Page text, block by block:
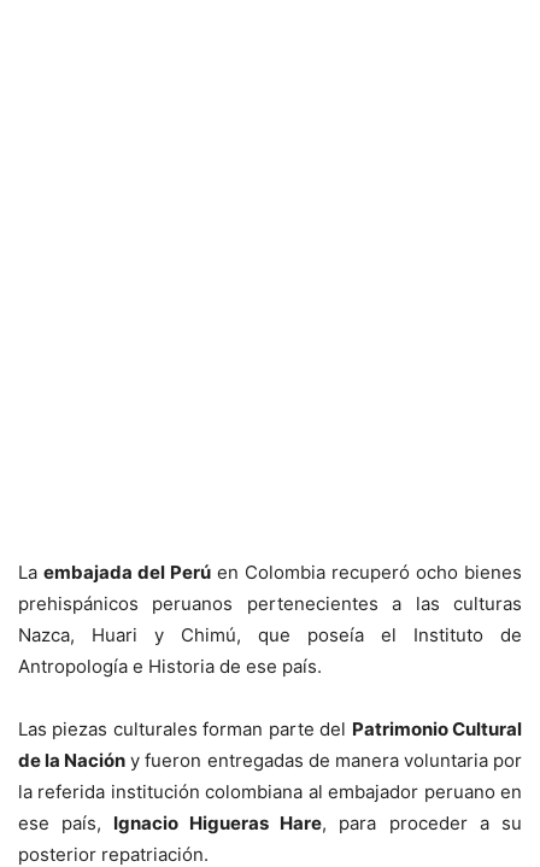
La embajada del Perú en Colombia recuperó ocho bienes
prehispánicos peruanos pertenecientes a las culturas
Nazca, Huari y Chimú, que poseía el Instituto de
Antropología e Historia de ese país.
Las piezas culturales forman parte del Patrimonio Cultural
de la Nación y fueron entregadas de manera voluntaria por
la referida institución colombiana al embajador peruano en
ese país, Ignacio Higueras Hare, para proceder a su
posterior repatriación.